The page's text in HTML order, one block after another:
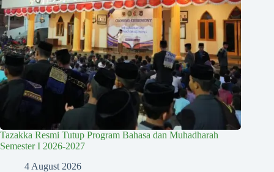
Tazakka Resmi Tutup Program Bahasa dan Muhadharah
Semester I 2026-2027
4 August 2026